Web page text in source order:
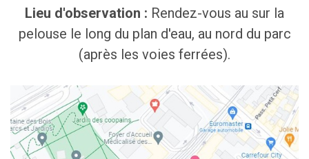
Lieu d'observation : Rendez-vous au sur la
pelouse le long du plan d'eau, au nord du parc
(après les voies ferrées).